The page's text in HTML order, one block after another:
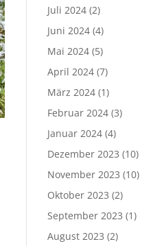
Juli 2024 (2)
Juni 2024 (4)
Mai 2024 (5)
April 2024 (7)
März 2024 (1)
Februar 2024 (3)
Januar 2024 (4)
Dezember 2023 (10)
November 2023 (10)
Oktober 2023 (2)
September 2023 (1)
August 2023 (2)